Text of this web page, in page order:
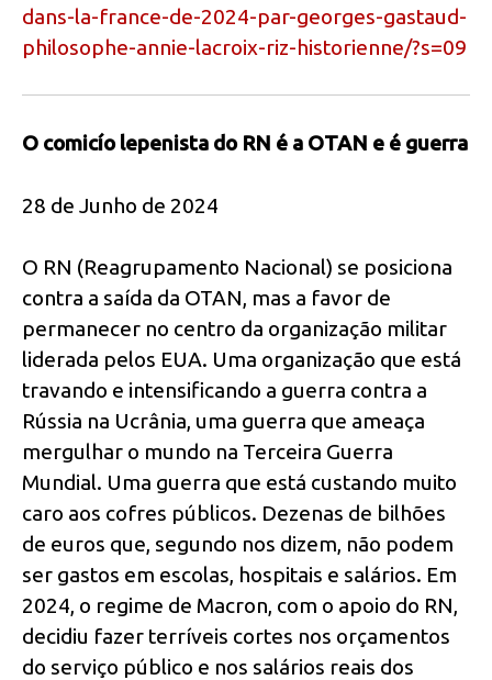
dans-la-france-de-2024-par-georges-gastaud-
philosophe-annie-lacroix-riz-historienne/?s=09
O comicío lepenista do RN é a OTAN e é guerra
28 de Junho de 2024
O RN (Reagrupamento Nacional) se posiciona
contra a saída da OTAN, mas a favor de
permanecer no centro da organização militar
liderada pelos EUA. Uma organização que está
travando e intensificando a guerra contra a
Rússia na Ucrânia, uma guerra que ameaça
mergulhar o mundo na Terceira Guerra
Mundial. Uma guerra que está custando muito
caro aos cofres públicos. Dezenas de bilhões
de euros que, segundo nos dizem, não podem
ser gastos em escolas, hospitais e salários. Em
2024, o regime de Macron, com o apoio do RN,
decidiu fazer terríveis cortes nos orçamentos
do serviço público e nos salários reais dos